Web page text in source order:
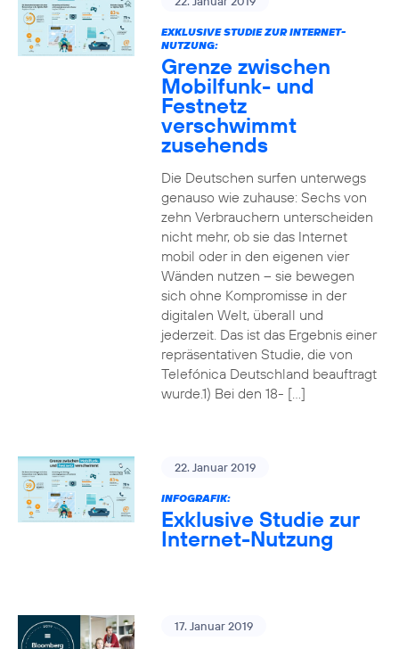
EXKLUSIVE STUDIE ZUR INTERNET-
NUTZUNG:
Grenze zwischen
Mobilfunk- und
Festnetz
verschwimmt
zusehends
Die Deutschen surfen unterwegs
genauso wie zuhause: Sechs von
zehn Verbrauchern unterscheiden
nicht mehr, ob sie das Internet
mobil oder in den eigenen vier
Wänden nutzen – sie bewegen
sich ohne Kompromisse in der
digitalen Welt, überall und
jederzeit. Das ist das Ergebnis einer
repräsentativen Studie, die von
Telefónica Deutschland beauftragt
wurde.1) Bei den 18- […]
22. Januar 2019
INFOGRAFIK:
Exklusive Studie zur
Internet-Nutzung
17. Januar 2019